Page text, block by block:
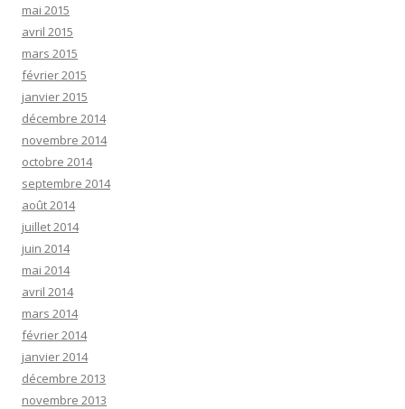
mai 2015
avril 2015
mars 2015
février 2015
janvier 2015
décembre 2014
novembre 2014
octobre 2014
septembre 2014
août 2014
juillet 2014
juin 2014
mai 2014
avril 2014
mars 2014
février 2014
janvier 2014
décembre 2013
novembre 2013